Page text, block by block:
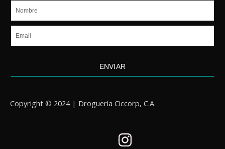
Nombre
Email
ENVIAR
Copyright © 2024 | Droguería Ciccorp, C.A.
I